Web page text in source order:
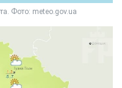
Фото: meteo.gov.ua